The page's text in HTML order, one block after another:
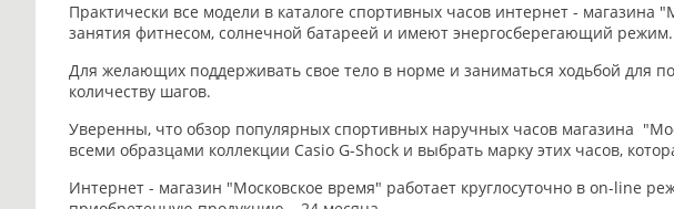
Практически все модели в каталоге спортивных часов интернет - магазина
занятия фитнесом, солнечной батареей и имеют энергосберегающий режим.
Для желающих поддерживать свое тело в норме и заниматься ходьбой для
количеству шагов.
Уверенны, что обзор популярных спортивных наручных часов магазина
всеми образцами коллекции Casio G-Shock и выбрать марку этих часов,
Интернет - магазин "Московское время" работает круглосуточно в on-line